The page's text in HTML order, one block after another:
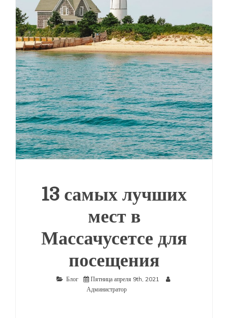
13 самых лучших
мест в
Массачусетсе для
посещения
Блог
Пятница апреля 9th, 2021
Администратор